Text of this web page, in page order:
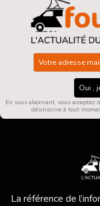
Oui ,
En vous abonnant, vous
désinscrire à tout
La référence de